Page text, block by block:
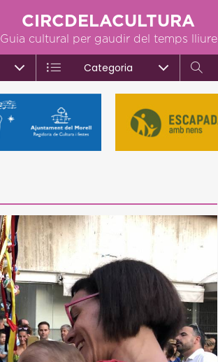
CIRCDELACULTURA
Guia cultural per gaudir del temps lliure
Categoria